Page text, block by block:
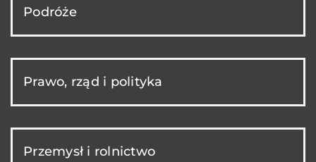
Podróże
Prawo, rząd i polityka
Przemysł i rolnictwo